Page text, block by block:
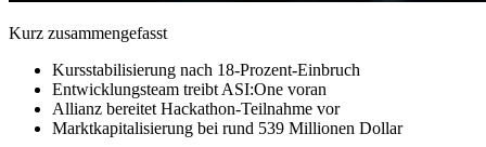
Kurz zusammengefasst
Kursstabilisierung nach 18-Prozent-Einbruch
Entwicklungsteam treibt ASI:One voran
Allianz bereitet Hackathon-Teilnahme vor
Marktkapitalisierung bei rund 539 Millionen Dollar